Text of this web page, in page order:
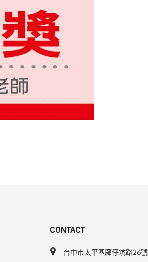
CONTACT
台中市太平區廍仔坑路26號